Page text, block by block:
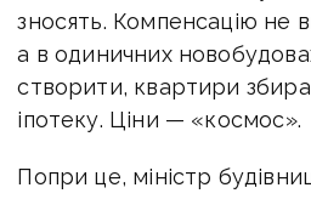
зносять. Компенсацію не
а в одиничних
створити, квартири
іпотеку. Ціни — «космос».
Попри це, міністр